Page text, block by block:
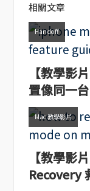
相關文章
Handoff
【教學影
置像同一
Mac 教學影片
【教學影
Recovery